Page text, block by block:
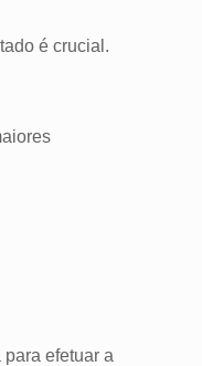
é crucial.
efetuar a